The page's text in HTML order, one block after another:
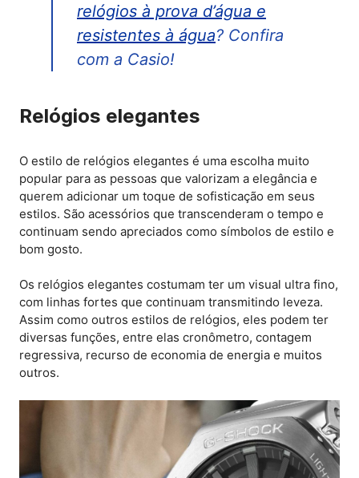
relógios à prova d’água e
resistentes à água? Confira
com a Casio!
Relógios elegantes
O estilo de relógios elegantes é uma escolha muito
popular para as pessoas que valorizam a elegância e
querem adicionar um toque de sofisticação em seus
estilos. São acessórios que transcenderam o tempo e
continuam sendo apreciados como símbolos de estilo e
bom gosto.
Os relógios elegantes costumam ter um visual ultra fino,
com linhas fortes que continuam transmitindo leveza.
Assim como outros estilos de relógios, eles podem ter
diversas funções, entre elas cronômetro, contagem
regressiva, recurso de economia de energia e muitos
outros.